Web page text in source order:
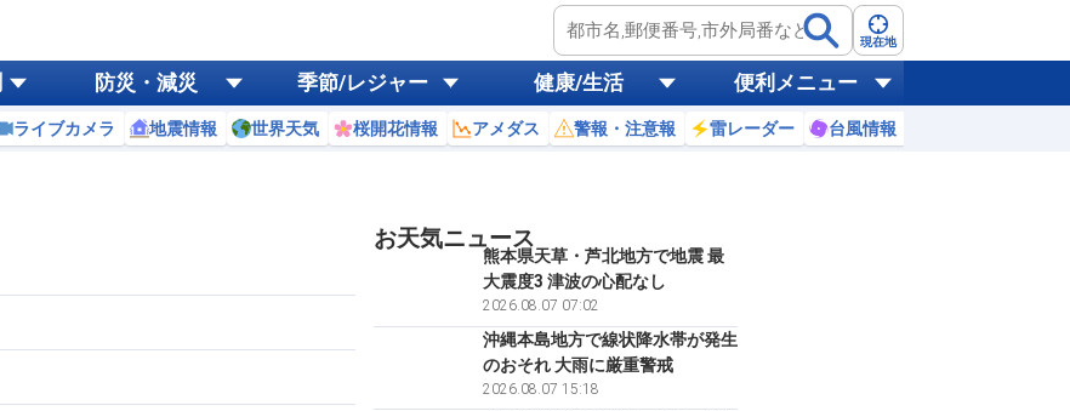
現在地
防災・減災 季節/レジャー 健康/生活 便利メニュー
ライブカメラ 地震情報 世界天気 桜開花情報 アメダス 警報・注意報 雷レーダー 台風情報
お天気ニュース
熊本県天草・芦北地方で地震 最
大震度3 津波の心配なし
2026.08.07 07:02
沖縄本島地方で線状降水帯が発生
のおそれ 大雨に厳重警戒
2026.08.07 15:18